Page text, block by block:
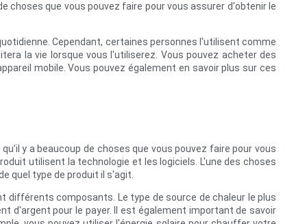
choses que vous pouvez faire pour vous assurer d'obtenir le
Cependant, certaines personnes l'utilisent comme
la vie lorsque vous l'utiliserez. Vous pouvez acheter des
mobile. Vous pouvez également en savoir plus sur ces
y a beaucoup de choses que vous pouvez faire pour vous
utilisent la technologie et les logiciels. L'une des choses
quel type de produit il s'agit.
différents composants. Le type de source de chaleur le plus
d'argent pour le payer. Il est également important de savoir